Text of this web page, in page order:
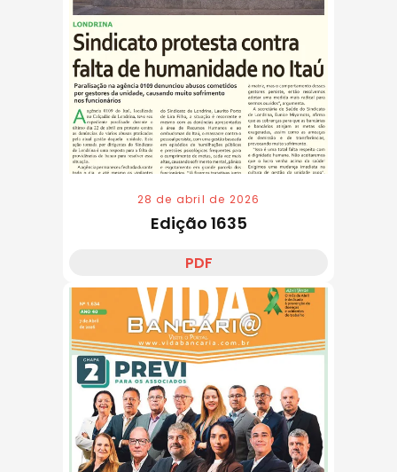
28 de abril de 2026
Edição 1635
PDF